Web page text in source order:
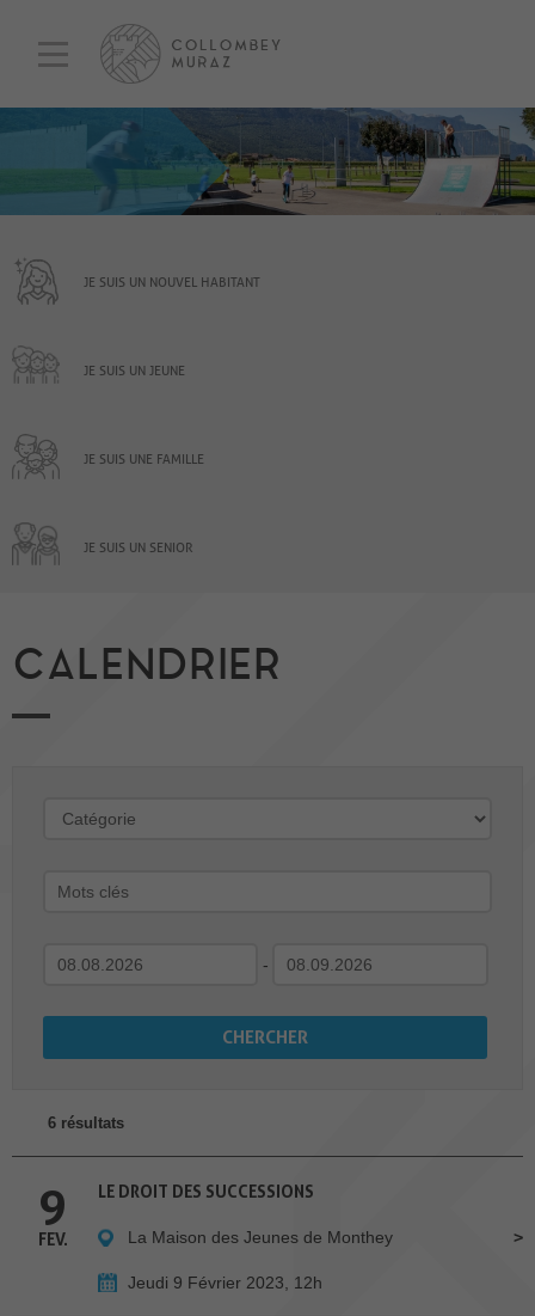
JE SUIS UN NOUVEL HABITANT
JE SUIS UN JEUNE
JE SUIS UNE FAMILLE
JE SUIS UN SENIOR
CALENDRIER
-
6 résultats
9
FEV.
LE DROIT DES SUCCESSIONS
La Maison des Jeunes de Monthey
Jeudi 9 Février 2023, 12h